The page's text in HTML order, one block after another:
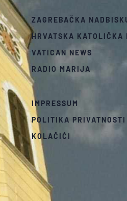
ZAGREBAČKA
HRVATSKA KATOLIČKA
VATICAN NEWS
RADIO MARIJA
IMPRESSUM
POLITIKA PRIVATNOSTI
KOLAČIĆI